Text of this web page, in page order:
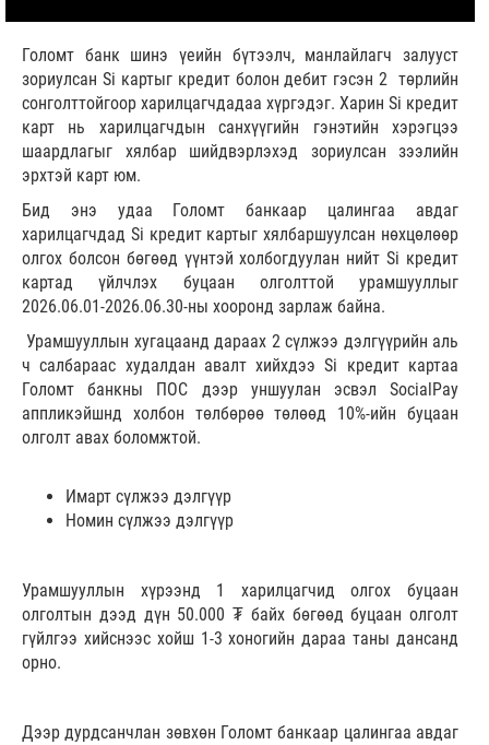
Голомт банк шинэ үеийн бүтээлч, манлайлагч залууст
зориулсан Si картыг кредит болон дебит гэсэн 2 төрлийн
сонголттойгоор харилцагчдадаа хүргэдэг. Харин Si кредит
карт нь харилцагчдын санхүүгийн гэнэтийн хэрэгцээ
шаардлагыг хялбар шийдвэрлэхэд зориулсан зээлийн
эрхтэй карт юм.
Бид энэ удаа Голомт банкаар цалингаа авдаг
харилцагчдад Si кредит картыг хялбаршуулсан нөхцөлөөр
олгох болсон бөгөөд үүнтэй холбогдуулан нийт Si кредит
картад үйлчлэх буцаан олголттой урамшууллыг
2026.06.01-2026.06.30-ны хооронд зарлаж байна.
Урамшууллын хугацаанд дараах 2 сүлжээ дэлгүүрийн аль
ч салбараас худалдан авалт хийхдээ Si кредит картаа
Голомт банкны ПОС дээр уншуулан эсвэл SocialPay
аппликэйшнд холбон төлбөрөө төлөөд 10%-ийн буцаан
олголт авах боломжтой.
Имарт сүлжээ дэлгүүр
Номин сүлжээ дэлгүүр
Урамшууллын хүрээнд 1 харилцагчид олгох буцаан
олголтын дээд дүн 50.000 ₮ байх бөгөөд буцаан олголт
гүйлгээ хийснээс хойш 1-3 хоногийн дараа таны дансанд
орно.
Дээр дурдсанчлан зөвхөн Голомт банкаар цалингаа авдаг